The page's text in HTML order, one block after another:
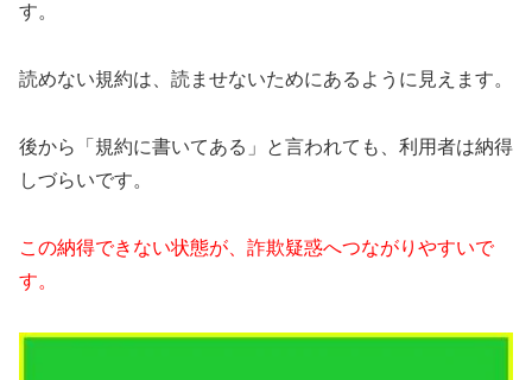
す。
読めない規約は、読ませないためにあるように見えます。
後から「規約に書いてある」と言われても、利用者は納得
しづらいです。
この納得できない状態が、詐欺疑惑へつながりやすいで
す。